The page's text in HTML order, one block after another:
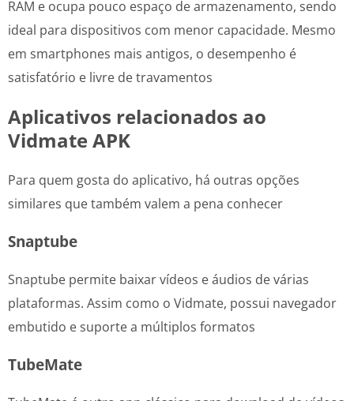
RAM e ocupa pouco espaço de armazenamento, sendo
ideal para dispositivos com menor capacidade. Mesmo
em smartphones mais antigos, o desempenho é
satisfatório e livre de travamentos
Aplicativos relacionados ao
Vidmate APK
Para quem gosta do aplicativo, há outras opções
similares que também valem a pena conhecer
Snaptube
Snaptube permite baixar vídeos e áudios de várias
plataformas. Assim como o Vidmate, possui navegador
embutido e suporte a múltiplos formatos
TubeMate